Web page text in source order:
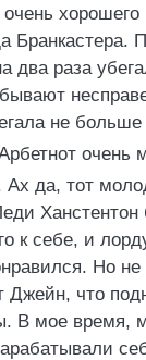
хорошего
Бранкастера.
два раза
не больше
очень
да, тот
Ханстентон
к себе, и
Но
Джейн, что
В мое время,